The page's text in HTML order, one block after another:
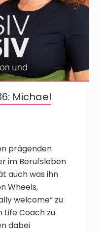
Michael
prägenden
im Berufsleben
auch was ihn
Wheels,
welcome“ zu
Coach zu
dabei